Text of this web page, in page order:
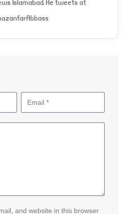
Islamabad. He tweets at
and website in this browser